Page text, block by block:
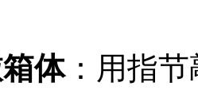
体：用指